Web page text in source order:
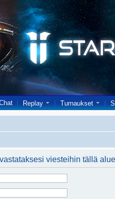
Replay Turnaukset
viesteihin tällä